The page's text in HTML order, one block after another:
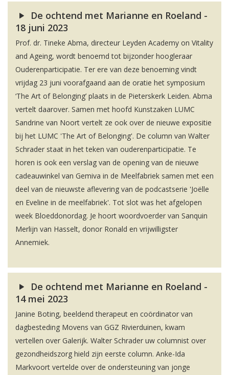
De ochtend met Marianne en Roeland -
18 juni 2023
Prof. dr. Tineke Abma, directeur Leyden Academy on Vitality
and Ageing, wordt benoemd tot bijzonder hoogleraar
Ouderenparticipatie. Ter ere van deze benoeming vindt
vrijdag 23 juni voorafgaand aan de oratie het symposium
‘The Art of Belonging’ plaats in de Pieterskerk Leiden. Abma
vertelt daarover. Samen met hoofd Kunstzaken LUMC
Sandrine van Noort vertelt ze ook over de nieuwe expositie
bij het LUMC 'The Art of Belonging'. De column van Walter
Schrader staat in het teken van ouderenparticipatie. Te
horen is ook een verslag van de opening van de nieuwe
cadeauwinkel van Gemiva in de Meelfabriek samen met een
deel van de nieuwste aflevering van de podcastserie 'Joëlle
en Eveline in de meelfabriek'. Tot slot was het afgelopen
week Bloeddonordag. Je hoort woordvoerder van Sanquin
Merlijn van Hasselt, donor Ronald en vrijwilligster
Annemiek.
De ochtend met Marianne en Roeland -
14 mei 2023
Janine Boting, beeldend therapeut en coördinator van
dagbesteding Movens van GGZ Rivierduinen, kwam
vertellen over Galerijk. Walter Schrader uw columnist over
gezondheidszorg hield zijn eerste column. Anke-Ida
Markvoort vertelde over de ondersteuning van jonge